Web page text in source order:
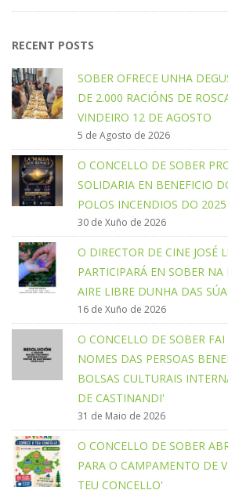
RECENT POSTS
SOBER OFRECE UNHA
DE 2.000 RACIÓNS DE
VINDEIRO 12 DE AGOSTO
5 de Agosto de 2026
O CONCELLO DE SOBER
SOLIDARIA EN BENEFICIO
POLOS INCENDIOS DO 2025
30 de Xuño de 2026
O DIRECTOR DE CINE JOSÉ
PARTICIPARÁ EN SOBER NA
AIRE LIBRE DUNHA DAS
16 de Xuño de 2026
O CONCELLO DE SOBER
NOMES DAS PERSOAS
BOLSAS CULTURAIS
DE CASTINANDI'
31 de Maio de 2026
O CONCELLO DE SOBER
PARA O CAMPAMENTO DE
TEU CONCELLO'